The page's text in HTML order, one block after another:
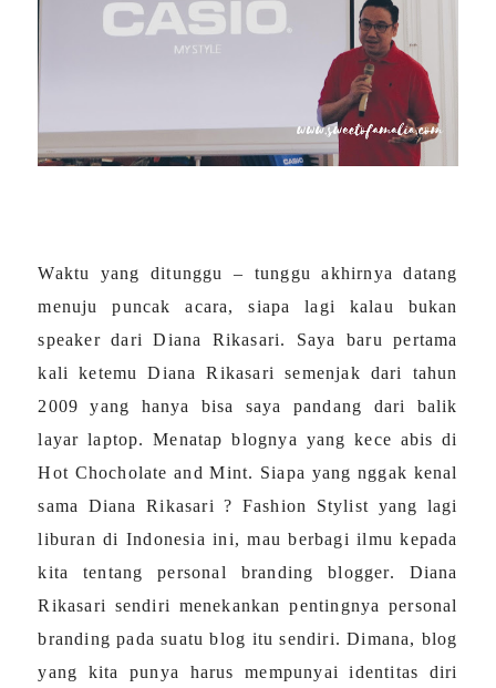
Waktu yang ditunggu – tunggu akhirnya datang
menuju puncak acara, siapa lagi kalau bukan
speaker dari Diana Rikasari. Saya baru pertama
kali ketemu Diana Rikasari semenjak dari tahun
2009 yang hanya bisa saya pandang dari balik
layar laptop. Menatap blognya yang kece abis di
Hot Chocholate and Mint. Siapa yang nggak kenal
sama Diana Rikasari ? Fashion Stylist yang lagi
liburan di Indonesia ini, mau berbagi ilmu kepada
kita tentang personal branding blogger. Diana
Rikasari sendiri menekankan pentingnya personal
branding pada suatu blog itu sendiri. Dimana, blog
yang kita punya harus mempunyai identitas diri